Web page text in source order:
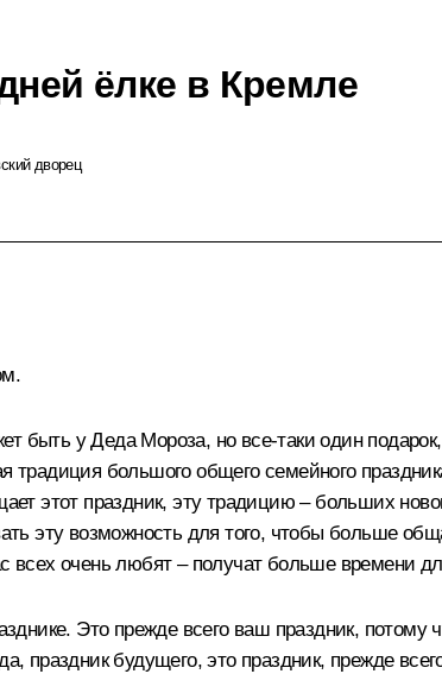
ёлке в Кремле
дворец
быть у Деда Мороза, но все‑таки один
традиция большого общего семейного
этот праздник, эту традицию – больших
эту возможность для того, чтобы больше
всех очень любят – получат больше времени
Это прежде всего ваш праздник,
праздник будущего, это праздник, прежде